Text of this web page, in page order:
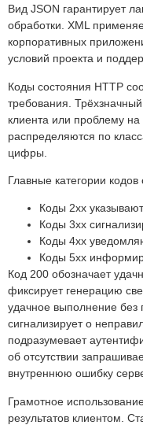
Вид JSON гарантирует
обработки. XML
корпоративных
условий проекта и
Коды состояния HTTP
требования.
клиента или проблему
распределяются по
цифры.
Главные категории кодов
Коды 2xx
Коды 3xx
Коды 4xx
Коды 5xx
Код 200 обозначает
фиксирует генерацию
удачное выполнение
сигнализирует о
подразумевает
об отсутствии
внутреннюю ошибку
Грамотное
результатов клиентом.